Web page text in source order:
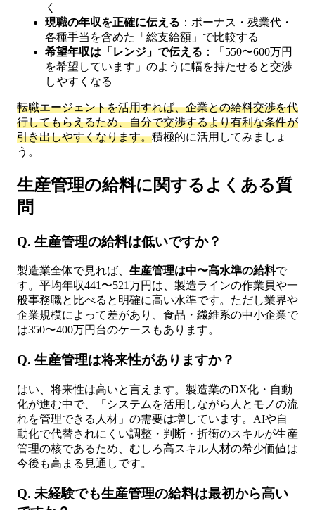
く
現職の年収を正確に伝える ：ボーナス・残業代・
各種手当を含めた「総支給額」で比較する
希望年収は「レンジ」で伝える ：「550〜600万円
を希望しています」のように幅を持たせると交渉
しやすくなる
転職エージェントを活用すれば、企業との給料交渉を代
行してもらえるため、自分で交渉するより有利な条件が
引き出しやすくなります。積極的に活用してみましょ
う。
生産管理の給料に関するよくある質
問
Q. 生産管理の給料は低いですか？
製造業全体で見れば、 生産管理は中〜高水準の給料で
す。平均年収441〜521万円は、製造ラインの作業員や一
般事務職と比べると明確に高い水準です。ただし業界や
企業規模によって差があり、食品・繊維系の中小企業で
は350〜400万円台のケースもあります。
Q. 生産管理は将来性がありますか？
はい、将来性は高いと言えます。製造業のDX化・自動
化が進む中で、「システムを活用しながら人とモノの流
れを管理できる人材」の需要は増しています。AIや自
動化で代替されにくい調整・判断・折衝のスキルが生産
管理の核であるため、むしろ高スキル人材の希少価値は
今後も高まる見通しです。
Q. 未経験でも生産管理の給料は最初から高い